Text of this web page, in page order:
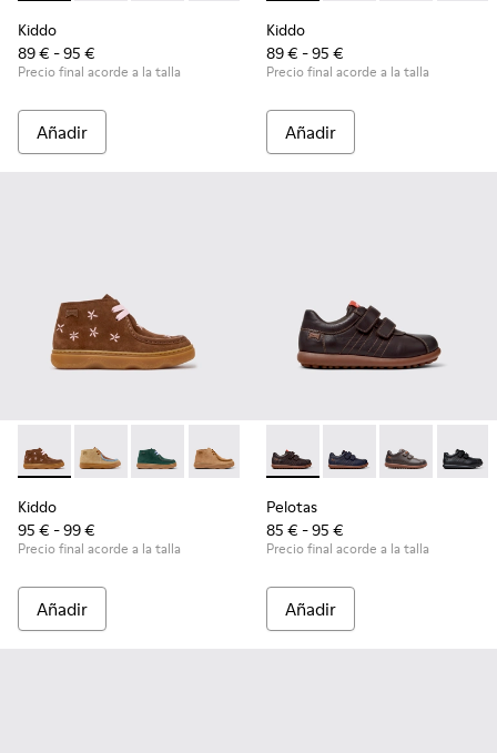
Kiddo
89 € - 95 €
Precio final acorde a la talla
Añadir
Kiddo
89 € - 95 €
Precio final acorde a la talla
Añadir
Kiddo - K900398-005 - Botines de ante y piel marrones
Kiddo - K900398-004
Kiddo - K900398-002
Kiddo - K900398-001
Kiddo
95 € - 99 €
Precio final acorde a la talla
Añadir
Pelotas - 80353-044 -
Pelotas - 80353-043
Pelotas -
Pelotas
85 € - 95 €
Precio final acorde a la talla
Añadir